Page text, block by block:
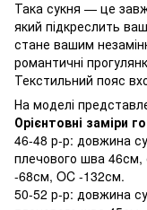
Така сукня — це
який підкреслить
стане вашим
романтичні
Текстильний пояс
На моделі
Орієнтовні заміри
46-48 р-р: довжина
плечового шва
-68см, OC -132см.
50-52 р-р: довжина